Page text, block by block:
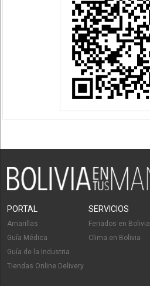
PORTAL
Amarillas
Guía Médica
Guía de la Industria
Tiendas Online Delivery
SERVICIOS
Feriados en Bolivia
Clima en Bolivia